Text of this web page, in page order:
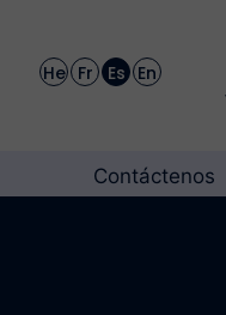
He Fr Es En
Contáctenos